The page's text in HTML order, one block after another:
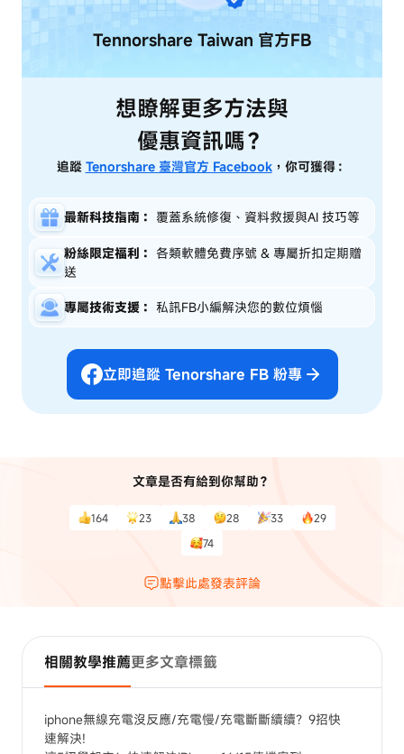
Tennorshare Taiwan 官方FB
想瞭解更多方法與
優惠資訊嗎？
追蹤 Tenorshare 臺灣官方 Facebook，你可獲得：
最新科技指南： 覆蓋系統修復、資料救援與AI 技巧等
粉絲限定福利： 各類軟體免費序號 & 專屬折扣定期贈
送
專屬技術支援： 私訊FB小編解決您的數位煩惱
立即追蹤 Tenorshare FB 粉專
文章是否有給到你幫助？
164 23 38 28 33
29
74
點擊此處發表評論
相關教學推薦更多文章標籤
iphone無線充電沒反應/充電慢/充電斷斷續續？9招快
速解決!